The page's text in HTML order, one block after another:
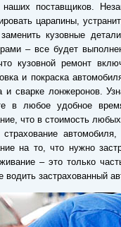
наших поставщиков.
царапины,
кузовные
– все будет
кузовной ремонт
и покраска
и сварке лонжеронов.
в любое удобное
что в стоимость
страхование
на то, что нужно
– это только
водить застрахованный